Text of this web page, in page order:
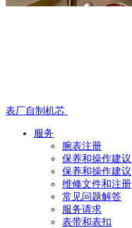
表厂自制机芯
服务
腕表注册
保养和操作建议
保养和操作建议
维修文件和注册
常见问题解答
服务请求
表带和表扣